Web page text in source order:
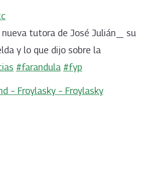
nueva tutora de José Julián_ su
y lo que dijo sobre la
#farandula #fyp
– Froylasky – Froylasky